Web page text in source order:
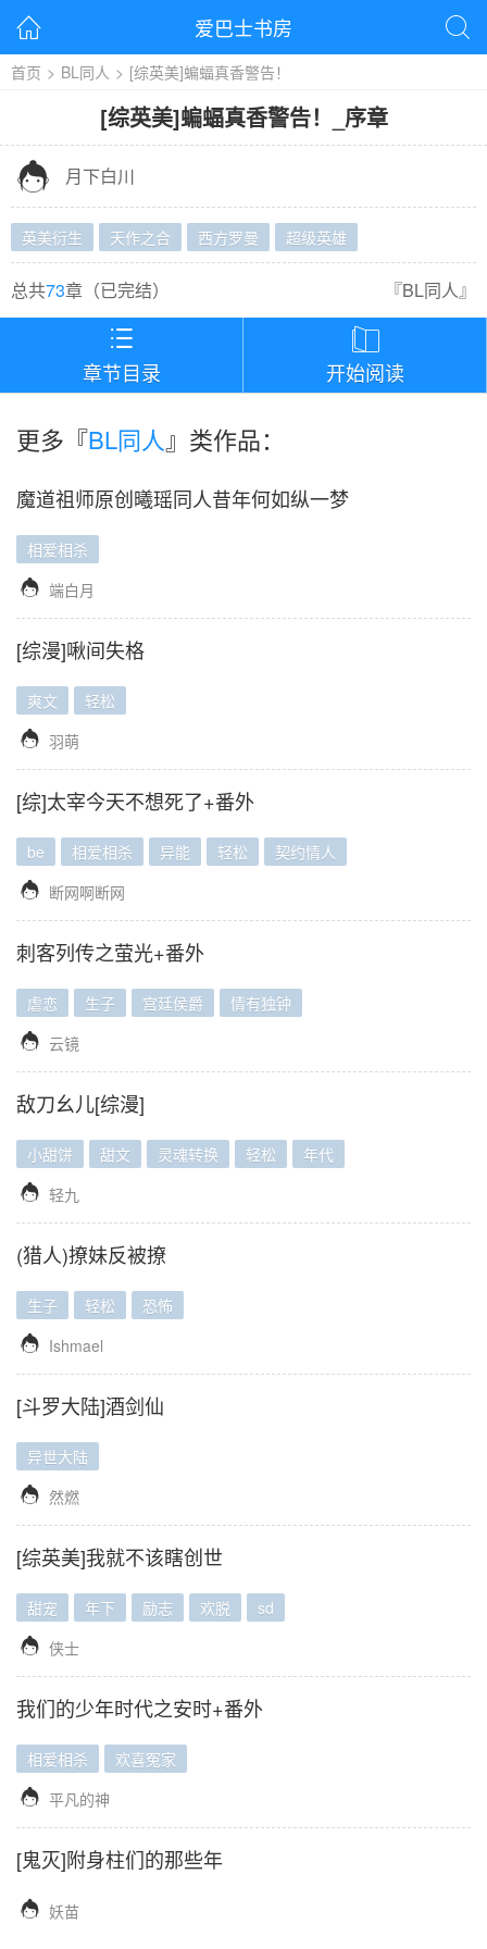
 爱巴士书房 
首页 > BL同人 > [综英美]蝙蝠真香警告！
[综英美]蝙蝠真香警告！ 序章
 月下白川
英美衍生 天作之合 西方罗曼 超级英雄
总共73章（已完结） 『BL同人』

章节目录

开始阅读
更多『BL同人 』类作品：
魔道祖师原创曦瑶同人昔年何如纵一梦
相爱相杀
 端白月
[综漫]啾间失格
爽文 轻松
 羽萌
[综]太宰今天不想死了+番外
be 相爱相杀 异能 轻松 契约情人
 断网啊断网
刺客列传之萤光+番外
虐恋 生子 宫廷侯爵 情有独钟
 云镜
敌刀幺儿[综漫]
小甜饼 甜文 灵魂转换 轻松 年代
 轻九
(猎人)撩妹反被撩
生子 轻松 恐怖
 Ishmael
[斗罗大陆]酒剑仙
异世大陆
 然燃
[综英美]我就不该瞎创世
甜宠 年下 励志 欢脱 sd
 侠士
我们的少年时代之安时+番外
相爱相杀 欢喜冤家
 平凡的神
[鬼灭]附身柱们的那些年
 妖苗